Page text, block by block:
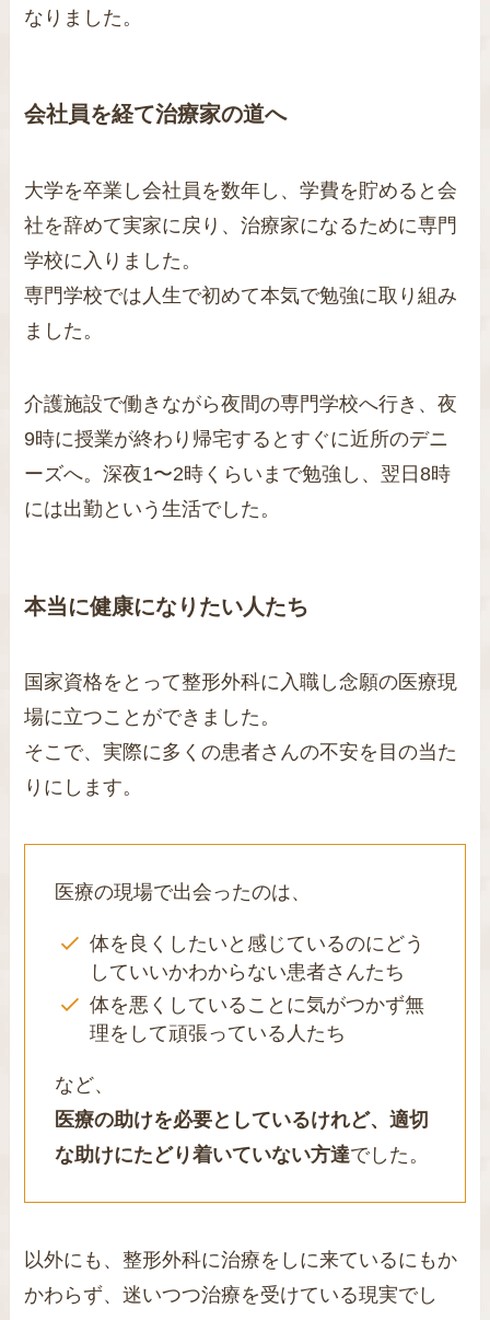
なりました。
会社員を経て治療家の道へ
大学を卒業し会社員を数年し、学費を貯めると会
社を辞めて実家に戻り、治療家になるために専門
学校に入りました。
専門学校では人生で初めて本気で勉強に取り組み
ました。
介護施設で働きながら夜間の専門学校へ行き、夜
9時に授業が終わり帰宅するとすぐに近所のデニ
ーズへ。深夜1〜2時くらいまで勉強し、翌日8時
には出勤という生活でした。
本当に健康になりたい人たち
国家資格をとって整形外科に入職し念願の医療現
場に立つことができました。
そこで、実際に多くの患者さんの不安を目の当た
りにします。
医療の現場で出会ったのは、
体を良くしたいと感じているのにどう
していいかわからない患者さんたち
体を悪くしていることに気がつかず無
理をして頑張っている人たち
など、
医療の助けを必要としているけれど、適切
な助けにたどり着いていない方達でした。
以外にも、整形外科に治療をしに来ているにもか
かわらず、迷いつつ治療を受けている現実でし